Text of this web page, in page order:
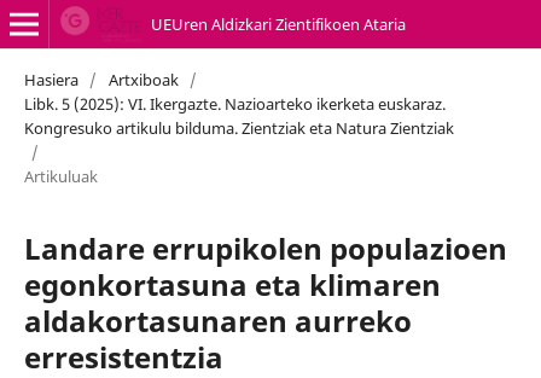
UEUren Aldizkari Zientifikoen Ataria
Hasiera / Artxiboak /
Libk. 5 (2025): VI. Ikergazte. Nazioarteko ikerketa euskaraz.
Kongresuko artikulu bilduma. Zientziak eta Natura Zientziak
/
Artikuluak
Landare errupikolen populazioen
egonkortasuna eta klimaren
aldakortasunaren aurreko
erresistentzia